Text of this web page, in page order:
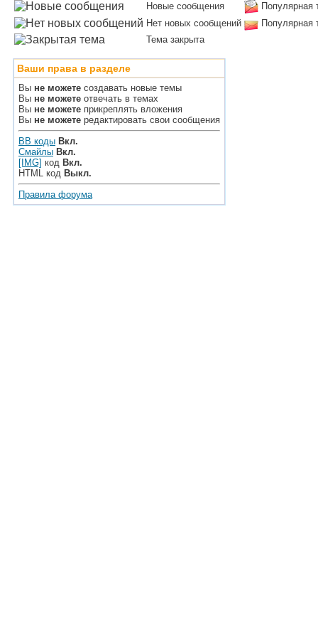
Новые сообщения
Популярная
Нет новых сообщений
Популярная
Тема закрыта
Ваши права в разделе
Вы не можете создавать новые темы
Вы не можете отвечать в темах
Вы не можете прикреплять вложения
Вы не можете редактировать свои сообщения
BB коды Вкл.
Смайлы Вкл.
[IMG] код Вкл.
HTML код Выкл.
Правила форума